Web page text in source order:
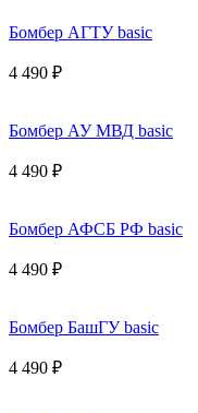
Бомбер АГТУ basic
4 490 ₽
Бомбер АУ МВД basic
4 490 ₽
Бомбер АФСБ РФ basic
4 490 ₽
Бомбер БашГУ basic
4 490 ₽